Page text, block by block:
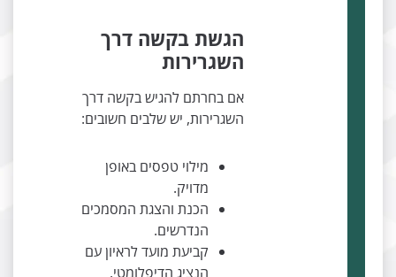
הגשת בקשה דרך
השגרירות
אם בחרתם להגיש בקשה דרך
השגרירות, יש שלבים חשובים:
מילוי טפסים באופן
הכנת והצגת המסמכים
הנדרשים.
קביעת מועד לראיון עם
הנציג הדיפלומטי.